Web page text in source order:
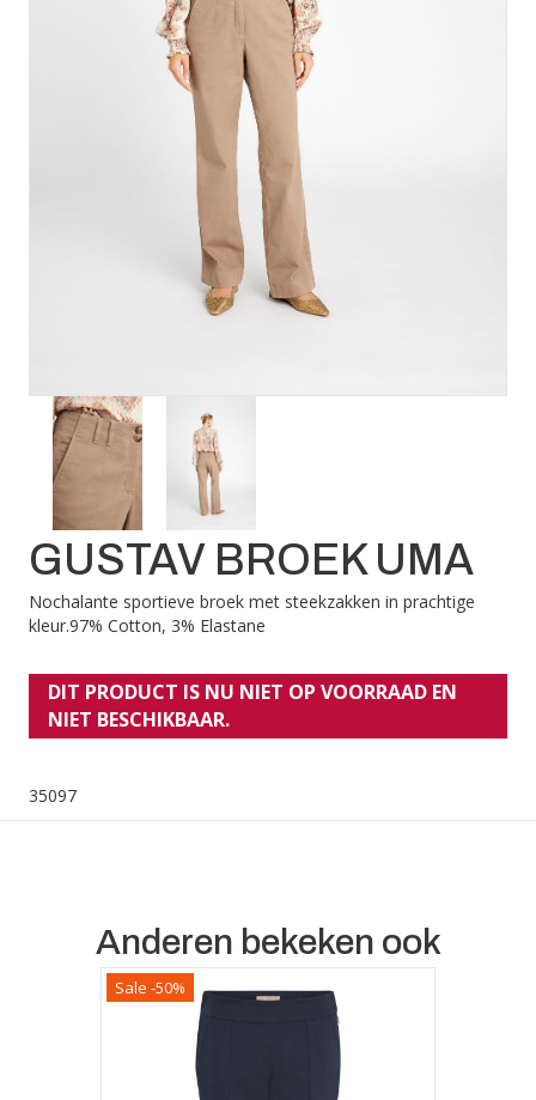
GUSTAV BROEK UMA
Nochalante sportieve broek met steekzakken in prachtige
kleur.97% Cotton, 3% Elastane
DIT PRODUCT IS NU NIET OP VOORRAAD EN
NIET BESCHIKBAAR.
35097
Anderen bekeken ook
Sale -50%